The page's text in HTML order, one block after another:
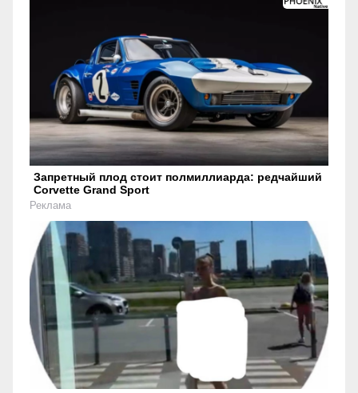
Запретный плод стоит полмиллиарда: редчайший
Corvette Grand Sport
Реклама